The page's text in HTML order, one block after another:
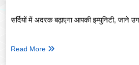
सर्दियों में अदरक बढ़ाएगा आपकी इम्युनिटी, जाने
Read More